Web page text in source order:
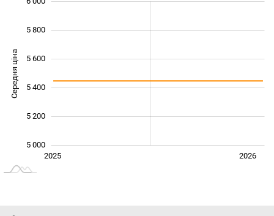
Середня ціна
5 000
5 200
5 400
5 600
5 800
L
Лип.
2027 2026
2025